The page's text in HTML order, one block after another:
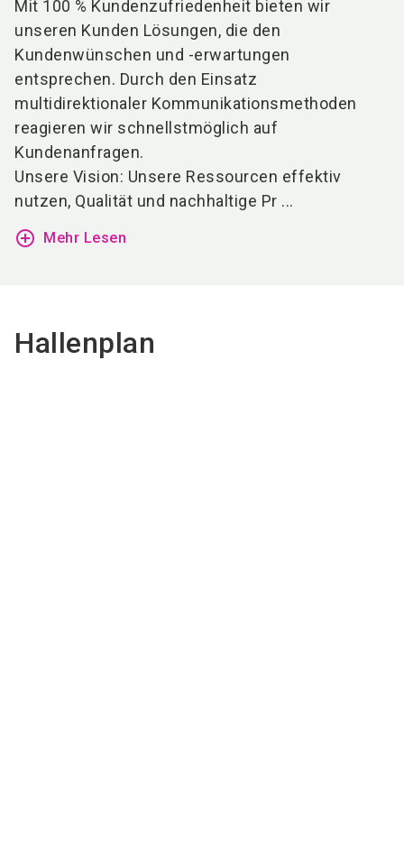
Mit 100 % Kundenzufriedenheit bieten wir
unseren Kunden Lösungen, die den
Kundenwünschen und -erwartungen
entsprechen. Durch den Einsatz
multidirektionaler Kommunikationsmethoden
reagieren wir schnellstmöglich auf
Kundenanfragen.
Unsere Vision: Unsere Ressourcen effektiv
nutzen, Qualität und nachhaltige Pr ...
add_circle_outline Mehr Lesen
Hallenplan